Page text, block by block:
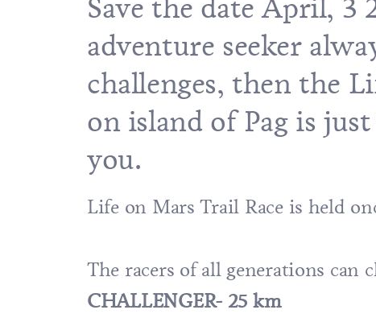
Save the date April, 3
adventure seeker
challenges, then the
on island of Pag is
you.
Life on Mars Trail Race is held
The racers of all generations can
CHALLENGER- 25 km